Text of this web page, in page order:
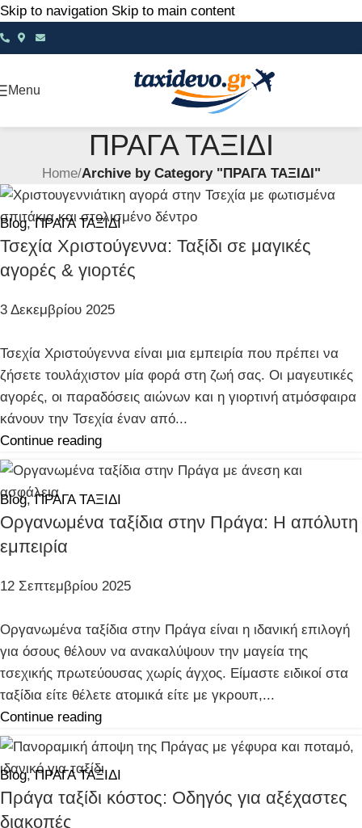
Skip to navigation Skip to main content
Menu
ΠΡΑΓΑ ΤΑΞΙΔΙ
Home/Archive by Category "ΠΡΑΓΑ ΤΑΞΙΔΙ"
Blog,ΠΡΑΓΑ ΤΑΞΙΔΙ
Τσεχία Χριστούγεννα: Ταξίδι σε μαγικές
αγορές & γιορτές
3 Δεκεμβρίου 2025
Τσεχία Χριστούγεννα είναι μια εμπειρία που πρέπει να
ζήσετε τουλάχιστον μία φορά στη ζωή σας. Οι μαγευτικές
αγορές, οι παραδόσεις αιώνων και η γιορτινή ατμόσφαιρα
κάνουν την Τσεχία έναν από...
Continue reading
Blog,ΠΡΑΓΑ ΤΑΞΙΔΙ
Οργανωμένα ταξίδια στην Πράγα: Η απόλυτη
εμπειρία
12 Σεπτεμβρίου 2025
Οργανωμένα ταξίδια στην Πράγα είναι η ιδανική επιλογή
για όσους θέλουν να ανακαλύψουν την μαγεία της
τσεχικής πρωτεύουσας χωρίς άγχος. Είμαστε ειδικοί στα
ταξίδια είτε θέλετε ατομικά είτε με γκρουπ,...
Continue reading
Blog,ΠΡΑΓΑ ΤΑΞΙΔΙ
Πράγα ταξίδι κόστος: Οδηγός για αξέχαστες
διακοπές